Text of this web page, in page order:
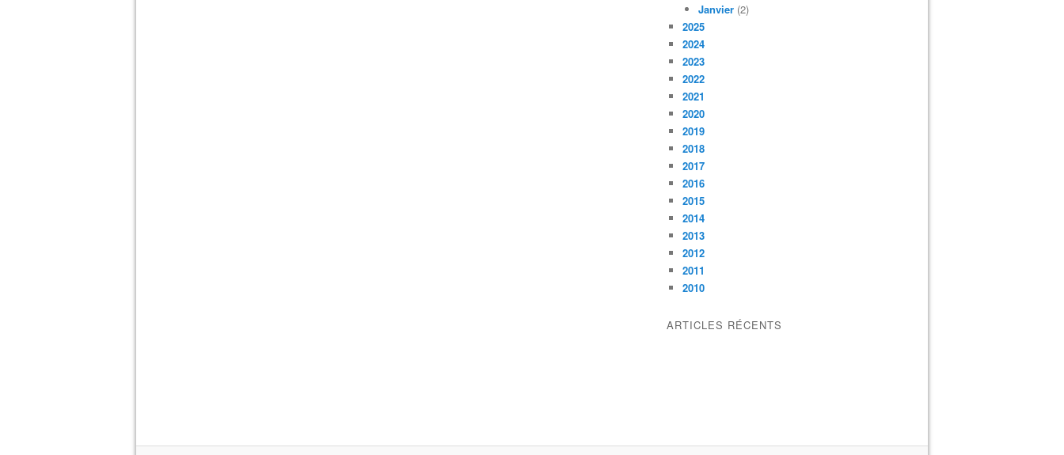
Janvier (2)
2025
2024
2023
2022
2021
2020
2019
2018
2017
2016
2015
2014
2013
2012
2011
2010
ARTICLES RÉCENTS